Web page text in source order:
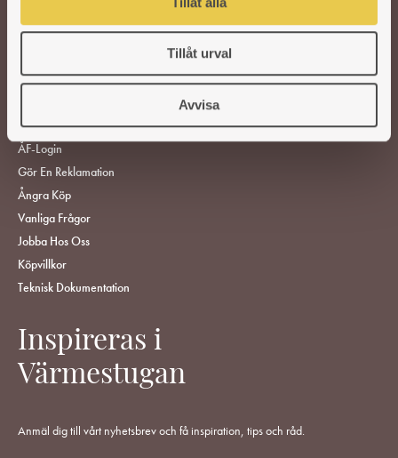
Tillåt urval
Avvisa
HITTA ÅTERFÖRSÄLJARE
KUNDSERVICE
ÅF-Login
Gör En Reklamation
Ångra Köp
Vanliga Frågor
Jobba Hos Oss
Köpvillkor
Teknisk Dokumentation
Inspireras i
Värmestugan
Anmäl dig till vårt nyhetsbrev och få inspiration, tips och råd.